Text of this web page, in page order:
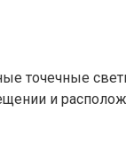
точечные
и